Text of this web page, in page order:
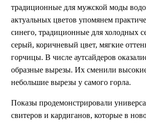
традиционные для мужской моды
актуальных цветов упомянем
синего, традиционные для холодных
серый, коричневый цвет, мягкие
горчицы. В числе аутсайдеров
образные вырезы. Их сменили
небольшие вырезы у самого горла.
Показы продемонстрировали
свитеров и кардиганов, которые в